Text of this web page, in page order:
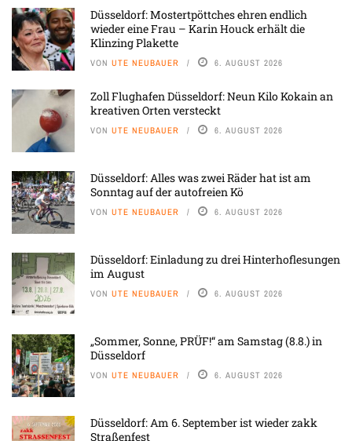
Düsseldorf: Mostertpöttches ehren endlich
wieder eine Frau – Karin Houck erhält die
Klinzing Plakette
VON UTE NEUBAUER 6. AUGUST 2026
Zoll Flughafen Düsseldorf: Neun Kilo Kokain an
kreativen Orten versteckt
VON UTE NEUBAUER 6. AUGUST 2026
Düsseldorf: Alles was zwei Räder hat ist am
Sonntag auf der autofreien Kö
VON UTE NEUBAUER 6. AUGUST 2026
Düsseldorf: Einladung zu drei Hinterhoflesungen
im August
VON UTE NEUBAUER 6. AUGUST 2026
„Sommer, Sonne, PRÜF!“ am Samstag (8.8.) in
Düsseldorf
VON UTE NEUBAUER 6. AUGUST 2026
Düsseldorf: Am 6. September ist wieder zakk
Straßenfest